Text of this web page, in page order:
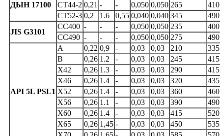
ДЫН 17100
СТ44-2 0,21 - - 0,050 0,050 265
410
СТ52-3 0,2 1.6 0,55 0,040 0,040 345
490
JIS G3101
СС400 - - - 0,050 0,050 235
400
СС490 - - - 0,050 0,050 275 490
API 5L PSL1
A 0,22 0,9 - 0,03 0,03 210
335
B
0,26 1.2 - 0,03 0,03 245
415
Х42
0,26 1.3 - 0,03 0,03 290
415
Х46
0,26 1.4 - 0,03 0,03 320
435
Х52
0,26 1.4 - 0,03 0,03 360
460
Х56
0,26 1.1 - 0,03 0,03 390
490
Х60
0,26 1.4 - 0,03 0,03 415
520
Х65
0,26 1,45 - 0,03 0,03 450
535